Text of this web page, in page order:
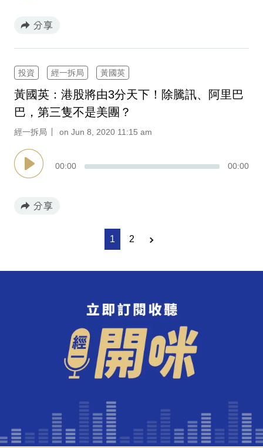
投資 經一拆局 黃國英
黃國英：港股將由3分天下！除騰訊、阿里巴
巴，第三隻不是美團？
經一拆局 on Jun 8, 2020 11:15 am
00:00 00:00
1 2